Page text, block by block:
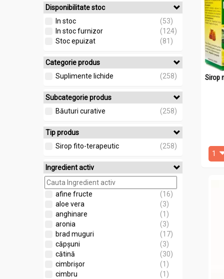
Disponibilitate stoc
In stoc
(53)
In stoc furnizor
(124)
Stoc epuizat
(81)
Categorie produs
Suplimente lichide
(258)
Subcategorie produs
Băuturi curative
(258)
Tip produs
Sirop fito-terapeutic
(258)
Ingredient activ
afine fructe
(16)
aloe vera
(3)
anghinare
(1)
aronia
(3)
brad muguri
(17)
căpșuni
(3)
cătină
(30)
cimbrișor
(1)
cimbru
(1)
Sirop